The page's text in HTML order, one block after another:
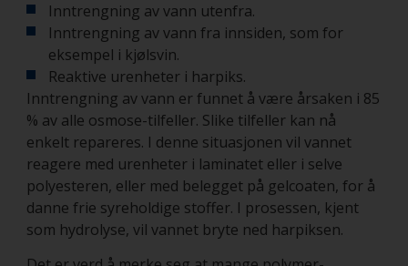
Inntrengning av vann utenfra.
Inntrengning av vann fra innsiden, som for
eksempel i kjølsvin.
Reaktive urenheter i harpiks.
Inntrengning av vann er funnet å være årsaken i 85
% av alle osmose-tilfeller. Slike tilfeller kan nå
enkelt repareres. I denne situasjonen vil vannet
reagere med urenheter i laminatet eller i selve
polyesteren, eller med belegget på gelcoaten, for å
danne frie syreholdige stoffer. I prosessen, kjent
som hydrolyse, vil vannet bryte ned harpiksen.